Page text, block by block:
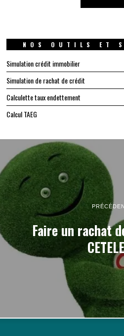
NOS OUTILS ET
Simulation crédit immobilier
Simulation de rachat de crédit
Calculette taux endettement
Calcul TAEG
Faire un rachat